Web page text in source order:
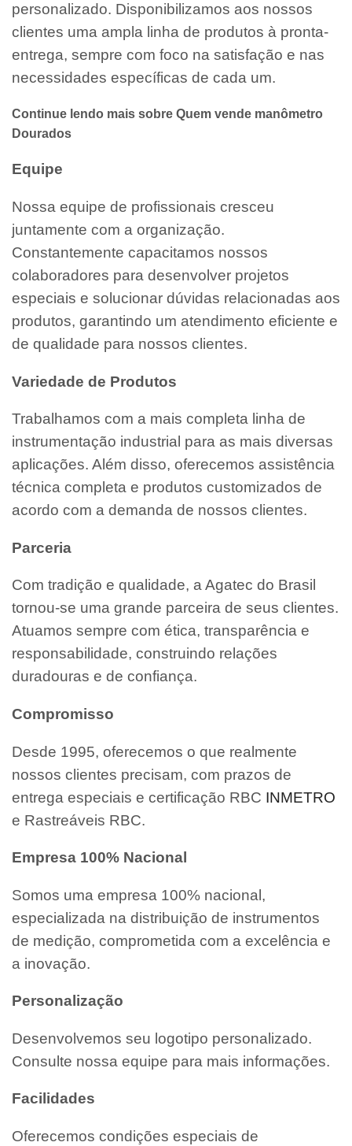
personalizado. Disponibilizamos aos nossos
clientes uma ampla linha de produtos à pronta-
entrega, sempre com foco na satisfação e nas
necessidades específicas de cada um.
Continue lendo mais sobre Quem vende manômetro
Dourados
Equipe
Nossa equipe de profissionais cresceu
juntamente com a organização.
Constantemente capacitamos nossos
colaboradores para desenvolver projetos
especiais e solucionar dúvidas relacionadas aos
produtos, garantindo um atendimento eficiente e
de qualidade para nossos clientes.
Variedade de Produtos
Trabalhamos com a mais completa linha de
instrumentação industrial para as mais diversas
aplicações. Além disso, oferecemos assistência
técnica completa e produtos customizados de
acordo com a demanda de nossos clientes.
Parceria
Com tradição e qualidade, a Agatec do Brasil
tornou-se uma grande parceira de seus clientes.
Atuamos sempre com ética, transparência e
responsabilidade, construindo relações
duradouras e de confiança.
Compromisso
Desde 1995, oferecemos o que realmente
nossos clientes precisam, com prazos de
entrega especiais e certificação RBC INMETRO
e Rastreáveis RBC.
Empresa 100% Nacional
Somos uma empresa 100% nacional,
especializada na distribuição de instrumentos
de medição, comprometida com a excelência e
a inovação.
Personalização
Desenvolvemos seu logotipo personalizado.
Consulte nossa equipe para mais informações.
Facilidades
Oferecemos condições especiais de